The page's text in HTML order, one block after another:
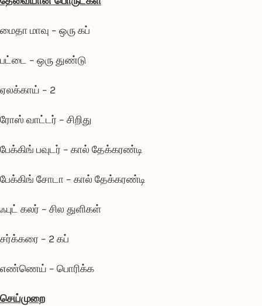
மைதா மாவு – ஒரு கப்
பட்டை – ஒரு துண்டு
ஏலக்காய் – 2
ரோஸ் வாட்டர் – சிறிது
பேக்கிங் பவுடர் – கால் தேக்கரண்டி
பேக்கிங் சோடா – கால் தேக்கரண்டி
ஃபுட் கலர் – சில துளிகள்
சர்க்கரை – 2 கப்
எண்ணெய் – பொரிக்க
செய்முறை